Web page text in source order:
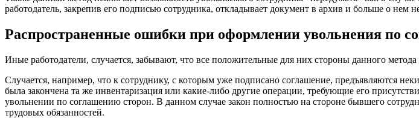
работодатель, закрепив его подписью сотрудника, откладывает документ в архив и больше о нем
Распространенные ошибки при оформлении увольнения по
Иные работодатели, случается, забывают, что все положительные для них стороны данного
Случается, например, что к сотруднику, с которым уже подписано соглашение, предъявляются
была закончена та же инвентаризация или какие-либо другие операции, требующие его
увольнении по соглашению сторон. В данном случае закон полностью на стороне бывшего
трудовых обязанностей.